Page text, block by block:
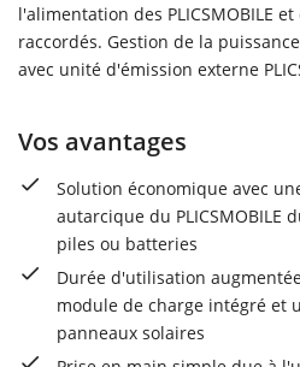
l'alimentation des PLICSMOBILE
raccordés. Gestion de la
avec unité d'émission externe
Vos avantages
Solution économique avec
autarcique du
piles ou batteries
Durée d'utilisation
module de charge intégré et
panneaux solaires